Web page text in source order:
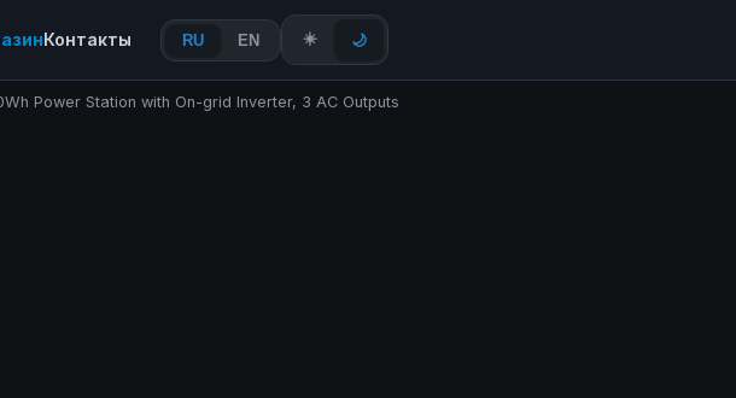
Контакты RU EN ☀️ 🌙
Power Station with On-grid Inverter, 3 AC Outputs